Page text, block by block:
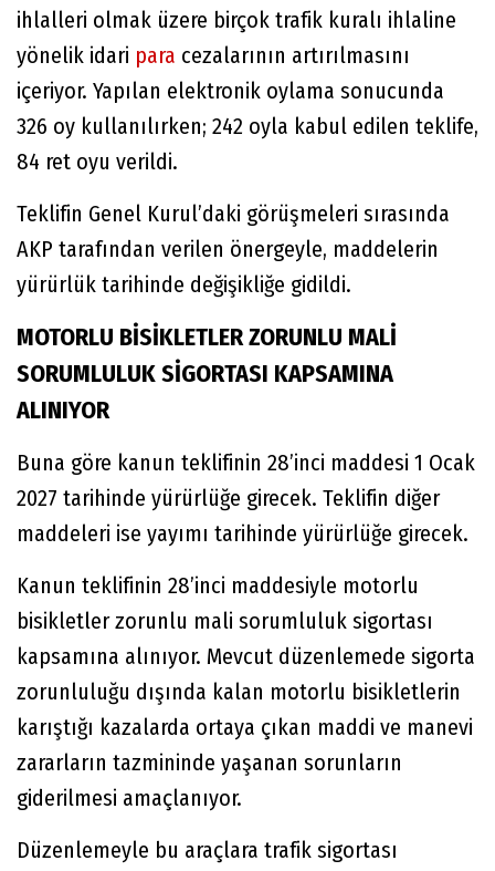
ihlalleri olmak üzere birçok trafik kuralı ihlaline
yönelik idari para cezalarının artırılmasını
içeriyor. Yapılan elektronik oylama sonucunda
326 oy kullanılırken; 242 oyla kabul edilen teklife,
84 ret oyu verildi.
Teklifin Genel Kurul’daki görüşmeleri sırasında
AKP tarafından verilen önergeyle, maddelerin
yürürlük tarihinde değişikliğe gidildi.
MOTORLU BİSİKLETLER ZORUNLU MALİ
SORUMLULUK SİGORTASI KAPSAMINA
ALINIYOR
Buna göre kanun teklifinin 28’inci maddesi 1 Ocak
2027 tarihinde yürürlüğe girecek. Teklifin diğer
maddeleri ise yayımı tarihinde yürürlüğe girecek.
Kanun teklifinin 28’inci maddesiyle motorlu
bisikletler zorunlu mali sorumluluk sigortası
kapsamına alınıyor. Mevcut düzenlemede sigorta
zorunluluğu dışında kalan motorlu bisikletlerin
karıştığı kazalarda ortaya çıkan maddi ve manevi
zararların tazmininde yaşanan sorunların
giderilmesi amaçlanıyor.
Düzenlemeyle bu araçlara trafik sigortası